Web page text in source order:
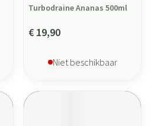
Turbodraine Ananas 500ml
€ 19,90
Niet beschikbaar